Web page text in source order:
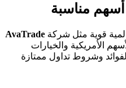
مناسبة
قوية مثل شركة AvaTrade
الأمريكية والخيارات
وشروط تداول ممتازة